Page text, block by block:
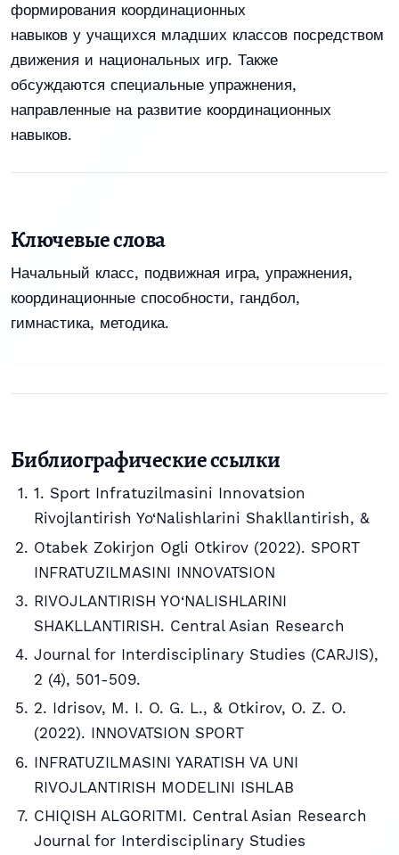
формирования координационных
навыков у учащихся младших классов посредством
движения и национальных игр. Также
обсуждаются специальные упражнения,
направленные на развитие координационных
навыков.
Ключевые слова
Начальный класс, подвижная игра, упражнения,
координационные способности, гандбол,
гимнастика, методика.
Библиографические ссылки
1. Sport Infratuzilmasini Innovatsion
Rivojlantirish Yo‘Nalishlarini Shakllantirish, &
Otabek Zokirjon Ogli Otkirov (2022). SPORT
INFRATUZILMASINI INNOVATSION
RIVOJLANTIRISH YO‘NALISHLARINI
SHAKLLANTIRISH. Central Asian Research
Journal for Interdisciplinary Studies (CARJIS),
2 (4), 501-509.
2. Idrisov, M. I. O. G. L., & Otkirov, O. Z. O.
(2022). INNOVATSION SPORT
INFRATUZILMASINI YARATISH VA UNI
RIVOJLANTIRISH MODELINI ISHLAB
CHIQISH ALGORITMI. Central Asian Research
Journal for Interdisciplinary Studies